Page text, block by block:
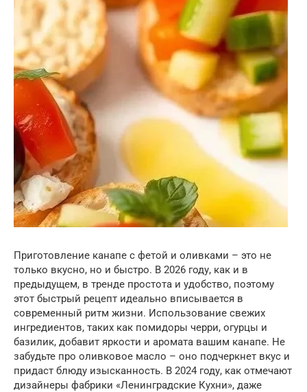
Приготовление канапе с фетой и оливками – это не
только вкусно, но и быстро. В 2026 году, как и в
предыдущем, в тренде простота и удобство, поэтому
этот быстрый рецепт идеально вписывается в
современный ритм жизни. Использование свежих
ингредиентов, таких как помидоры черри, огурцы и
базилик, добавит яркости и аромата вашим канапе. Не
забудьте про оливковое масло – оно подчеркнет вкус и
придаст блюду изысканность. В 2024 году, как отмечают
дизайнеры фабрики «Ленинградские Кухни», даже